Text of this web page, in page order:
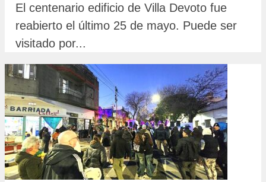
El centenario edificio de Villa Devoto fue
reabierto el último 25 de mayo. Puede ser
visitado por...